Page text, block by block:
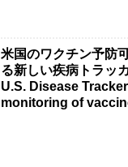
米国のワクチン予防
る新しい疾病トラッ
U.S. Disease
monitoring of